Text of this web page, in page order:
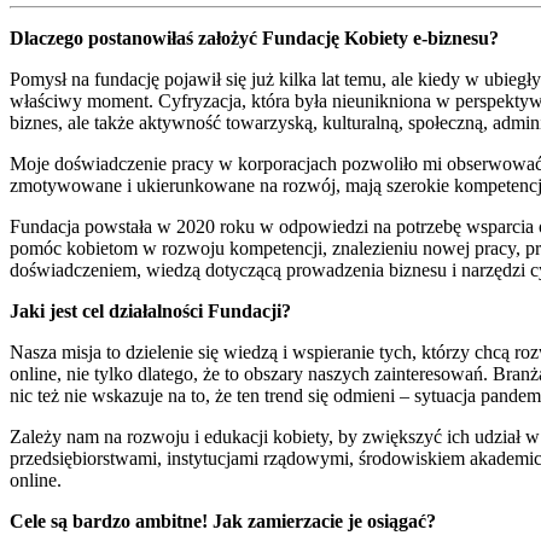
Dlaczego postanowiłaś założyć Fundację Kobiety e-biznesu?
Pomysł na fundację pojawił się już kilka lat temu, ale kiedy w
właściwy moment. Cyfryzacja, która była nieunikniona w
biznes, ale także aktywność towarzyską, kulturalną, społeczną,
Moje doświadczenie pracy w korporacjach pozwoliło mi
zmotywowane i ukierunkowane na rozwój, mają szerokie
Fundacja powstała w 2020 roku w odpowiedzi na potrzebę
pomóc kobietom w rozwoju kompetencji, znalezieniu nowej pracy,
doświadczeniem, wiedzą dotyczącą prowadzenia biznesu i
Jaki jest cel działalności Fundacji?
Nasza misja to dzielenie się wiedzą i wspieranie tych, którzy chcą
online, nie tylko dlatego, że to obszary naszych zainteresowań.
nic też nie wskazuje na to, że ten trend się odmieni – sytuacja
Zależy nam na rozwoju i edukacji kobiety, by zwiększyć ich udział
przedsiębiorstwami, instytucjami rządowymi, środowiskiem
online.
Cele są bardzo ambitne! Jak zamierzacie je osiągać?